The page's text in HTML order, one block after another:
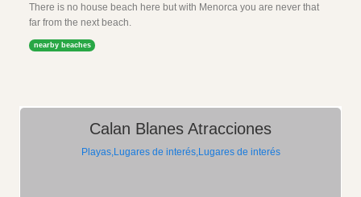
There is no house beach here but with Menorca you are never that
far from the next beach.
nearby beaches
Calan Blanes Atracciones
Playas,Lugares de interés,Lugares de interés